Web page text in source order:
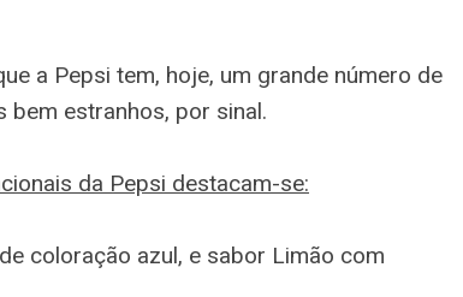
a Pepsi tem, hoje, um grande número de
bem estranhos, por sinal.
da Pepsi destacam-se:
coloração azul, e sabor Limão com